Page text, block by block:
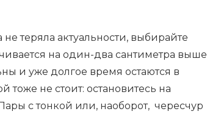
теряла актуальности, выбирайте
на один-два сантиметра выше
и уже долгое время остаются в
не стоит: остановитесь на
с тонкой или, наоборот, чересчур